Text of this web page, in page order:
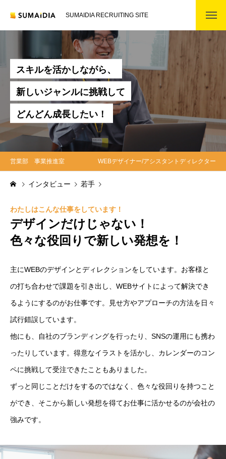
SUMAIDIA RECRUITING SITE
スキルを活かしながら、
新 しいジャ ンルに挑戦して
どんどん成長 したい ！
営業部 事業推進室 WEBデザイナー/アシスタントディレクター
インタビュー 若手
わたしはこんな仕事をしています！
デザインだけじゃない！
色々な役回りで新しい発想を！
主にWEBのデザインとディレクションをしています。お客様と
の打ち合わせで課題を引き出し、WEBサイトによって解決でき
るようにするのがお仕事です。見せ方やアプローチの方法を日々
試行錯誤しています。
他にも、自社のブランディングを行ったり、SNSの運用にも携わ
ったりしています。得意なイラストを活かし、カレンダーのコン
ペに挑戦して受注できたこともありました。
ずっと同じことだけをするのではなく、色々な役回りを持つこと
ができ、そこから新しい発想を得てお仕事に活かせるのが会社の
強みです。